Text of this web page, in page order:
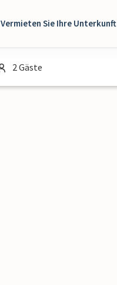
Vermieten Sie Ihre Unterkunft
2 Gäste